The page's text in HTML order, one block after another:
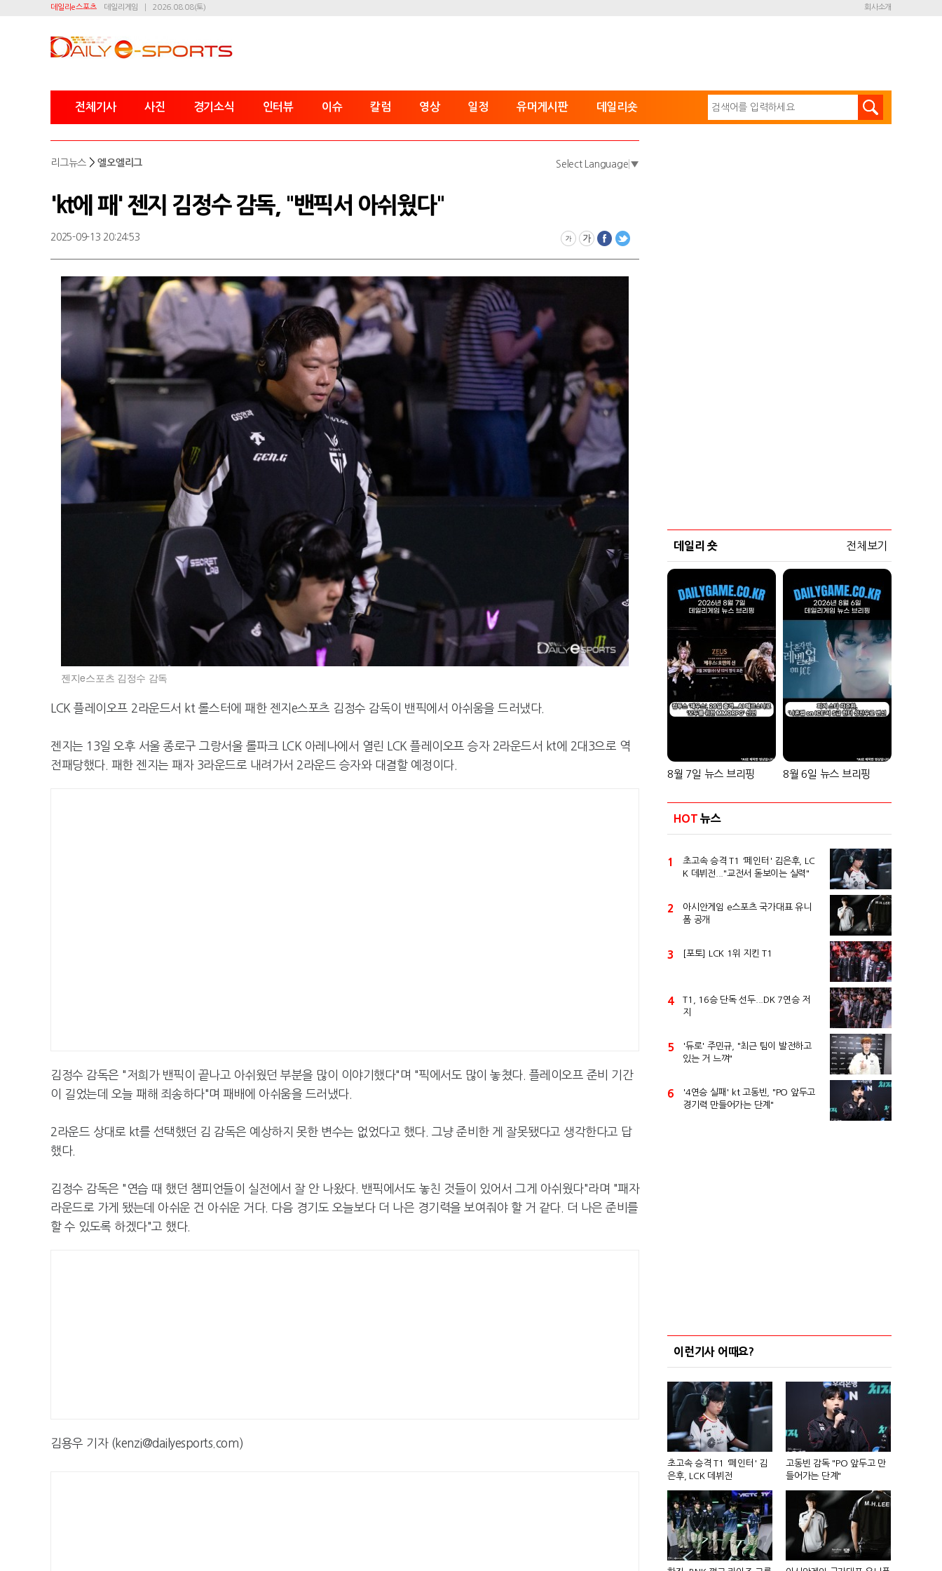
데일리e스포츠 데일리게임 2026.08.08(토) 회사소개
전체기사 사진 경기소식 인터뷰 이슈 칼럼 영상 일정 유머게시판 데일리숏
리그뉴스 >엘오엘리그 Select Language ▼
'kt에 패' 젠지 김정수 감독, "밴픽서 아쉬웠다"
2025-09-13 20:24:53
젠지e스포츠 김정수 감독
LCK 플레이오프 2라운드서 kt 롤스터에 패한 젠지e스포츠 김정수 감독이 밴픽에서 아쉬움을 드러냈다.
젠지는 13일 오후 서울 종로구 그랑서울 롤파크 LCK 아레나에서 열린 LCK 플레이오프 승자 2라운드서 kt에 2대3으로 역
전패당했다. 패한 젠지는 패자 3라운드로 내려가서 2라운드 승자와 대결할 예정이다.
김정수 감독은 "저희가 밴픽이 끝나고 아쉬웠던 부분을 많이 이야기했다"며 "픽에서도 많이 놓쳤다. 플레이오프 준비 기간
이 길었는데 오늘 패해 죄송하다"며 패배에 아쉬움을 드러냈다.
2라운드 상대로 kt를 선택했던 김 감독은 예상하지 못한 변수는 없었다고 했다. 그냥 준비한 게 잘못됐다고 생각한다고 답
했다.
김정수 감독은 "연습 때 했던 챔피언들이 실전에서 잘 안 나왔다. 밴픽에서도 놓친 것들이 있어서 그게 아쉬웠다"라며 "패자
라운드로 가게 됐는데 아쉬운 건 아쉬운 거다. 다음 경기도 오늘보다 더 나은 경기력을 보여줘야 할 거 같다. 더 나은 준비를
할 수 있도록 하겠다"고 했다.
김용우 기자 (kenzi@dailyesports.com)
데일리 숏 전체보기
8월 7일 뉴스 브리핑 8월 6일 뉴스 브리핑
HOT 뉴스
1
초고속 승격 T1 '페인터' 김은후, LC
K 데뷔전..."교전서 돋보이는 실력"
2
아시안게임 e스포츠 국가대표 유니
폼 공개
3 [포토] LCK 1위 지킨 T1
4
T1, 16승 단독 선두...DK 7연승 저
지
5
'듀로' 주민규, "최근 팀이 발전하고
있는 거 느껴"
6
'4연승 실패' kt 고동빈, "PO 앞두고
경기력 만들어가는 단계"
이런기사 어때요?
초고속 승격 T1 '페인터' 김
은후, LCK 데뷔전
고동빈 감독 "PO 앞두고 만
들어가는 단계"